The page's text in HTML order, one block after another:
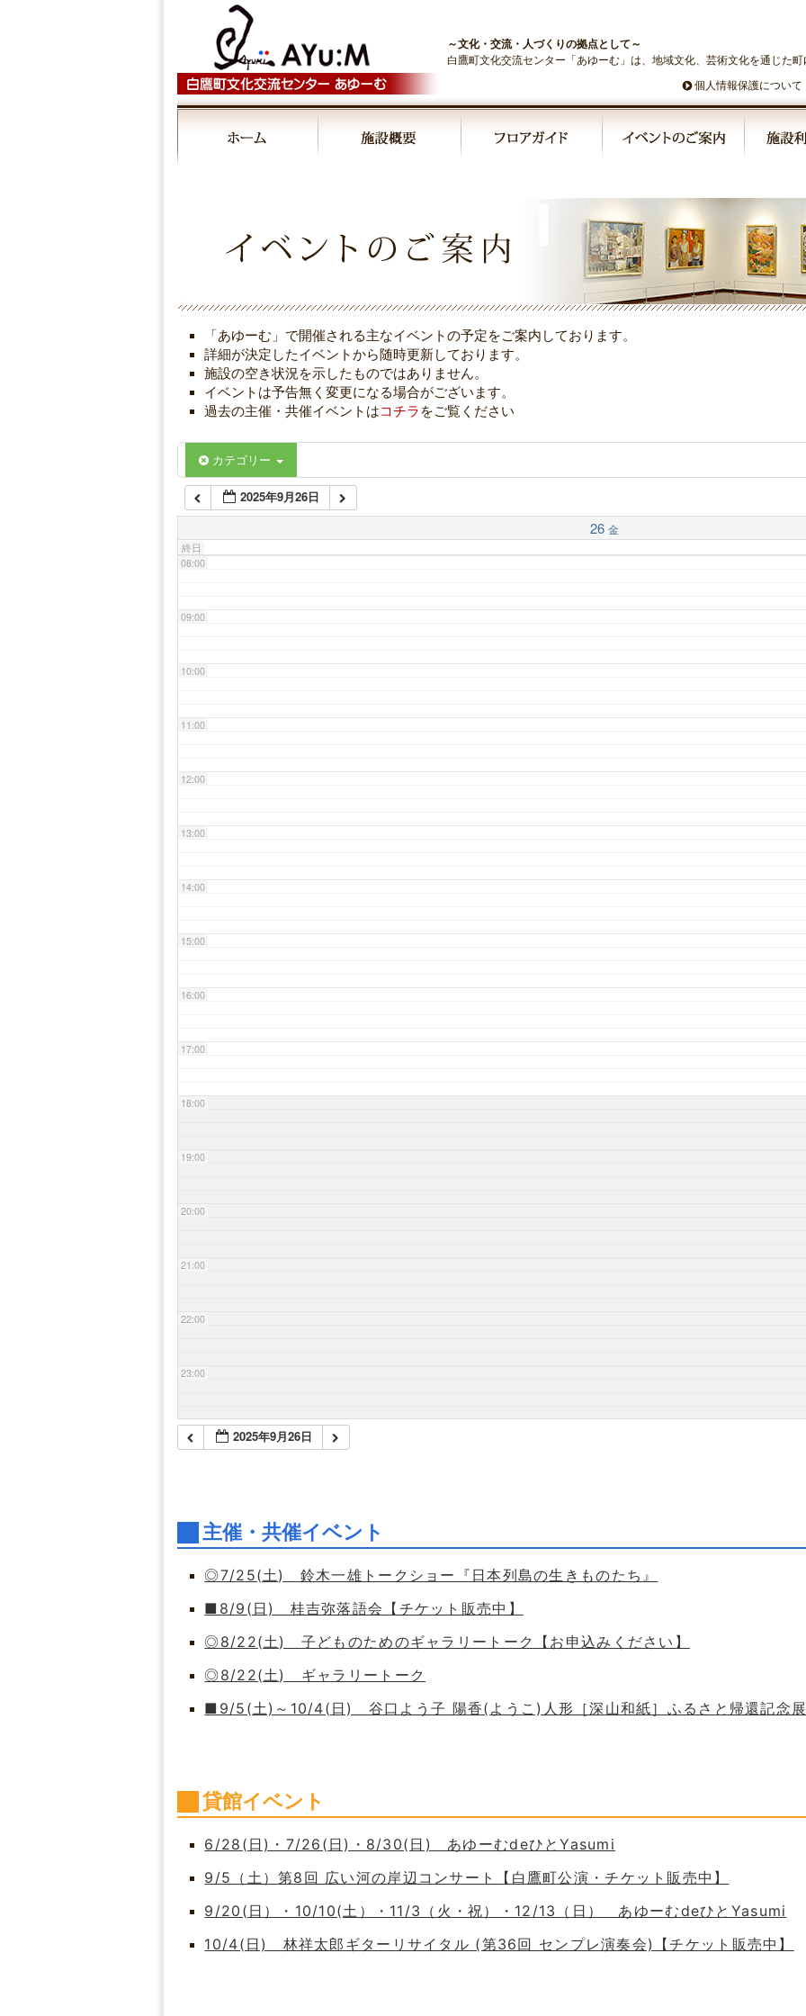
～文化・交流・人づくりの拠点として～
白鷹町文化交流センター「あゆーむ」は、地域文化、芸術文化を通じた
個人情報保護について
「あゆーむ」で開催される主なイベントの予定をご案内しております。
詳細が決定したイベントから随時更新しております。
施設の空き状況を示したものではありません。
イベントは予告無く変更になる場合がございます。
過去の主催・共催イベントはコチラ をご覧ください
カテゴリー
2025年9月26日
26 金
終日
04:00
06:00
07:00
08:00
09:00
10:00
11:00
12:00
13:00
14:00
15:00
16:00
17:00
18:00
19:00
20:00
21:00
22:00
23:00
2025年9月26日
主催・共催イベント
◎7/25(土) 鈴木一雄トークショー『日本列島の生きものたち』
■8/9(日) 桂吉弥落語会【チケット販売中】
◎8/22(土) 子どものためのギャラリートーク【お申込みください】
◎8/22(土) ギャラリートーク
■9/5(土)～10/4(日) 谷口よう子 陽香(ようこ)人形［深山和紙］ふるさと帰還記念
貸館イベント
6/28(日)・7/26(日)・8/30(日) あゆーむdeひとYasumi
9/5（土）第8回 広い河の岸辺コンサート【白鷹町公演・チケット販売中】
9/20(日）・10/10(土）・11/3（火・祝）・12/13（日） あゆーむdeひとYasumi
10/4(日) 林祥太郎ギターリサイタル (第36回 センプレ演奏会)【チケット販売中】